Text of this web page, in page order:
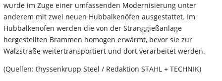
wurde im Zuge einer umfassenden Modernisierung unter
anderem mit zwei neuen Hubbalkenöfen ausgestattet. Im
Hubbalkenofen werden die von der Stranggießanlage
hergestellten Brammen homogen erwärmt, bevor sie zur
Walzstraße weitertransportiert und dort verarbeitet werden.
(Quellen: thyssenkrupp Steel / Redaktion STAHL + TECHNIK)